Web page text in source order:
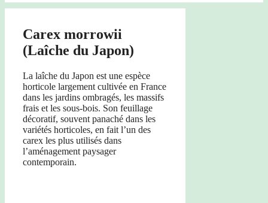
Carex morrowii
(Laîche du Japon)
La laîche du Japon est une espèce
horticole largement cultivée en France
dans les jardins ombragés, les massifs
frais et les sous-bois. Son feuillage
décoratif, souvent panaché dans les
variétés horticoles, en fait l’un des
carex les plus utilisés dans
l’aménagement paysager
contemporain.